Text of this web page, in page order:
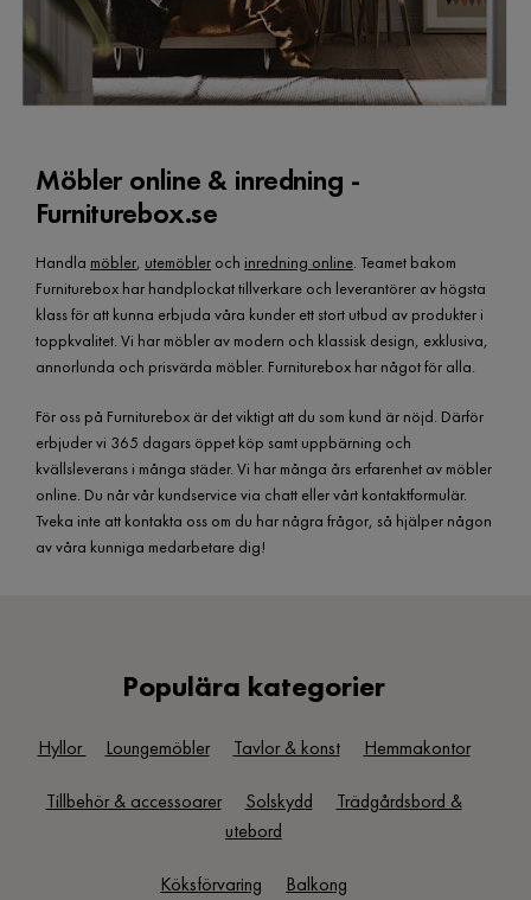
Möbler online & inredning -
Furniturebox.se
Handla möbler, utemöbler och inredning online. Teamet bakom
Furniturebox har handplockat tillverkare och leverantörer av högsta
klass för att kunna erbjuda våra kunder ett stort utbud av produkter i
toppkvalitet. Vi har möbler av modern och klassisk design, exklusiva,
annorlunda och prisvärda möbler. Furniturebox har något för alla.
För oss på Furniturebox är det viktigt att du som kund är nöjd. Därför
erbjuder vi 365 dagars öppet köp samt uppbärning och
kvällsleverans i många städer. Vi har många års erfarenhet av möbler
online. Du når vår kundservice via chatt eller vårt kontaktformulär.
Tveka inte att kontakta oss om du har några frågor, så hjälper någon
av våra kunniga medarbetare dig!
Populära kategorier
Hyllor Loungemöbler Tavlor & konst Hemmakontor
Tillbehör & accessoarer Solskydd
Trädgårdsbord &
utebord
Köksförvaring Balkong